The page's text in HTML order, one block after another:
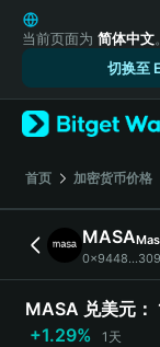
English
日本語
Русский
Español
Türkçe
Italiano
简体中文
繁體中文
Português
Bahasa Indonesia
当前页面为 简体中文
切换至
首页 加密货币价格
MASA
MASA 兑美元：
+1.29%
1天